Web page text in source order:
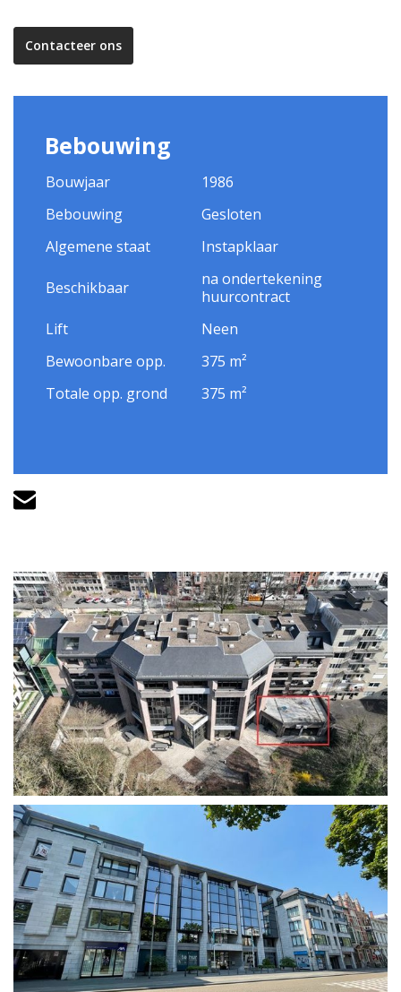
Contacteer ons
Bebouwing
Bouwjaar
1986
Bebouwing
Gesloten
Algemene staat
Instapklaar
Beschikbaar
na ondertekening
huurcontract
Lift
Neen
Bewoonbare opp.
375 m²
Totale opp. grond
375 m²